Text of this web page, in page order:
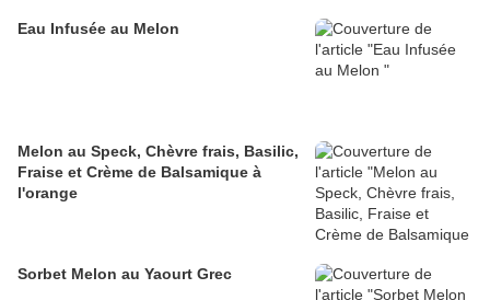
Eau Infusée au Melon
Melon au Speck, Chèvre frais, Basilic,
Fraise et Crème de Balsamique à
l'orange
Sorbet Melon au Yaourt Grec